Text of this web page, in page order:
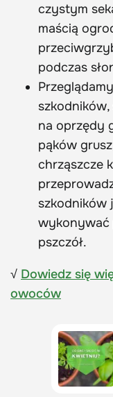
czystym
maścią
podczas
na oprzędy
pąków
chrząszcze
szkodników
wykonywać
pszczół.
√ Dowiedz się
owoców